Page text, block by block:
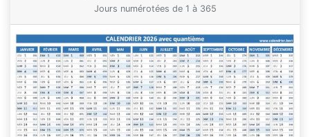
Jours numérotées de 1 à 365